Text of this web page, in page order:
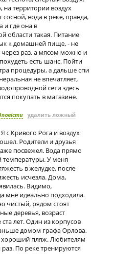
на территории воздух
вода в реке, правда,
и где она в
области такая. Питание
к домашней пище, - не
раз, а мясом можно и
есть шанс. Пойти
процедуры, а дальше спи
не впечатляет,
сети здесь
покупать в магазине.
удалить ложный
с Кривого Рога и воздух
Родители и друзья
посвежел. Вода прямо
температуры. У меня
в желудке, после
исчезла. Дома,
Видимо,
мне идеально подходила.
чистый, рядом стоят
деревья, возраст
лет. Один из корпусов
домом графа Орлова.
хороший пляж. Любителям
По реке тренируются